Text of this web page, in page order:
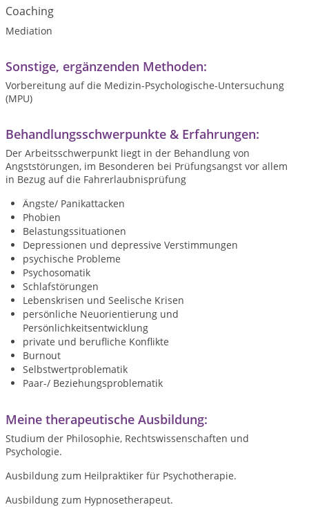
Coaching
Mediation
Sonstige, ergänzenden Methoden:
Vorbereitung auf die Medizin-Psychologische-Untersuchung
(MPU)
Behandlungsschwerpunkte & Erfahrungen:
Der Arbeitsschwerpunkt liegt in der Behandlung von
Angststörungen, im Besonderen bei Prüfungsangst vor allem
in Bezug auf die Fahrerlaubnisprüfung
Ängste/ Panikattacken
Phobien
Belastungssituationen
Depressionen und depressive Verstimmungen
psychische Probleme
Psychosomatik
Schlafstörungen
Lebenskrisen und Seelische Krisen
persönliche Neuorientierung und
Persönlichkeitsentwicklung
private und berufliche Konflikte
Burnout
Selbstwertproblematik
Paar-/ Beziehungsproblematik
Meine therapeutische Ausbildung:
Studium der Philosophie, Rechtswissenschaften und
Psychologie.
Ausbildung zum Heilpraktiker für Psychotherapie.
Ausbildung zum Hypnosetherapeut.